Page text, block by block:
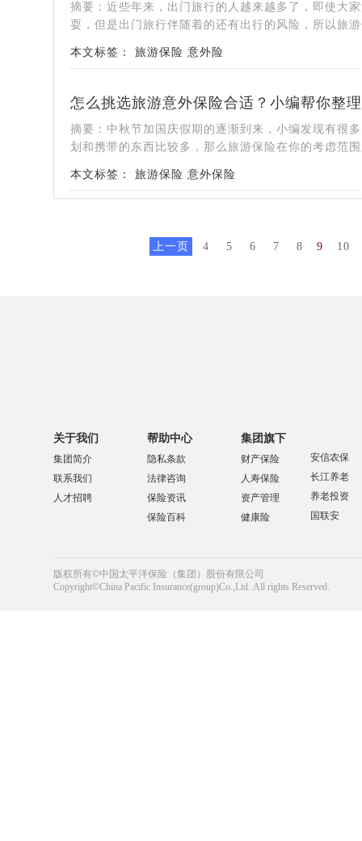
摘要：近些年来，出门旅行的人越来越多了，即使大
耍，但是出门旅行伴随着的还有出行的风险，所以旅
本文标签： 旅游保险 意外险
怎么挑选旅游意外保险合适？小编帮你整
摘要：中秋节加国庆假期的逐渐到来，小编发现有很
划和携带的东西比较多，那么旅游保险在你的考虑范
本文标签： 旅游保险 意外保险
上一页 4 5 6 7 8 9 10
关于我们
集团简介
联系我们
人才招聘
帮助中心
隐私条款
法律咨询
保险资讯
保险百科
集团旗下
财产保险
人寿保险
资产管理
健康险
安信农保
长江养老
养老投资
国联安
版权所有©中国太平洋保险（集团）股份有限公司
Copyright©China Pacific Insurance(group)Co.,Ltd..All rights Reserved.